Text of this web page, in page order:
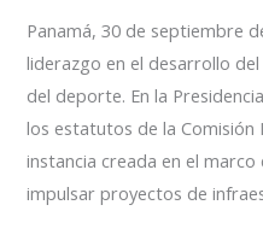
Panamá, 30 de septiembre
liderazgo en el desarrollo
del deporte. En la
los estatutos de la
instancia creada en el marco
impulsar proyectos de